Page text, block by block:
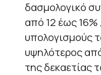
δασμολογικό
από 12 έως
υπολογισμούς
υψηλότερος
της δεκαετίας